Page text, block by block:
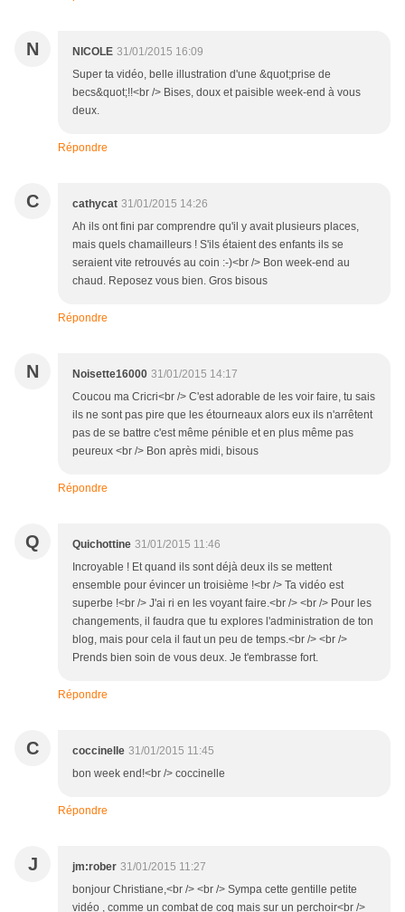
N NICOLE 31/01/2015 16:09
Super ta vidéo, belle illustration d'une &quot;prise de
becs&quot;!!<br /> Bises, doux et paisible week-end à vous
deux.
Répondre
C cathycat 31/01/2015 14:26
Ah ils ont fini par comprendre qu'il y avait plusieurs places,
mais quels chamailleurs ! S'ils étaient des enfants ils se
seraient vite retrouvés au coin :-)<br /> Bon week-end au
chaud. Reposez vous bien. Gros bisous
Répondre
N Noisette16000 31/01/2015 14:17
Coucou ma Cricri<br /> C'est adorable de les voir faire, tu sais
ils ne sont pas pire que les étourneaux alors eux ils n'arrêtent
pas de se battre c'est même pénible et en plus même pas
peureux <br /> Bon après midi, bisous
Répondre
Q Quichottine 31/01/2015 11:46
Incroyable ! Et quand ils sont déjà deux ils se mettent
ensemble pour évincer un troisième !<br /> Ta vidéo est
superbe !<br /> J'ai ri en les voyant faire.<br /> <br /> Pour les
changements, il faudra que tu explores l'administration de ton
blog, mais pour cela il faut un peu de temps.<br /> <br />
Prends bien soin de vous deux. Je t'embrasse fort.
Répondre
C coccinelle 31/01/2015 11:45
bon week end!<br /> coccinelle
Répondre
J jm:rober 31/01/2015 11:27
bonjour Christiane,<br /> <br /> Sympa cette gentille petite
vidéo , comme un combat de coq mais sur un perchoir<br />